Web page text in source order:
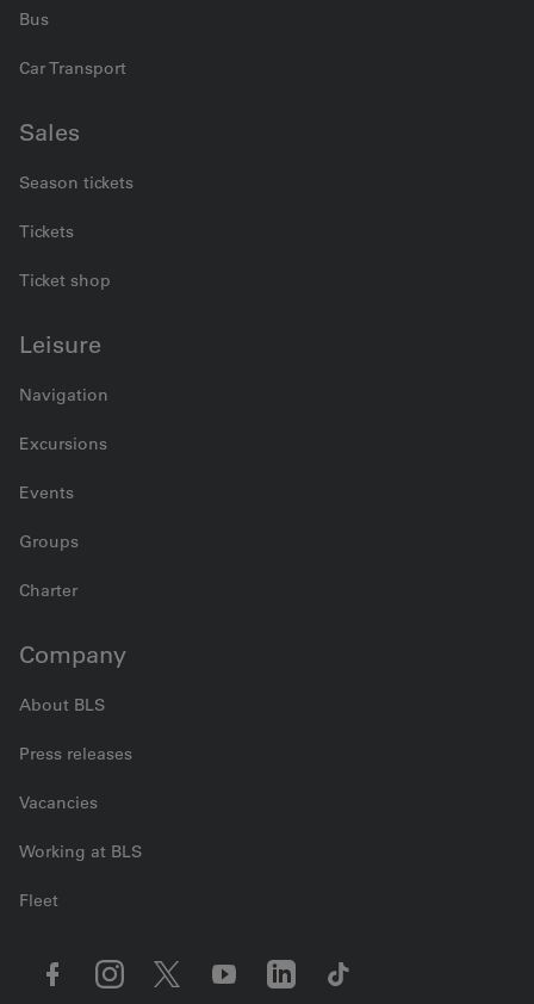
Bus
Car Transport
Sales
Season tickets
Tickets
Ticket shop
Leisure
Navigation
Excursions
Events
Groups
Charter
Company
About BLS
Press releases
Vacancies
Working at BLS
Fleet